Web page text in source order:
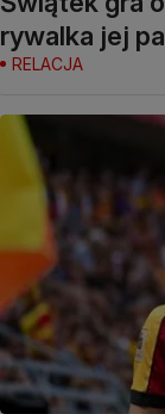
rywalka jej
RELACJA